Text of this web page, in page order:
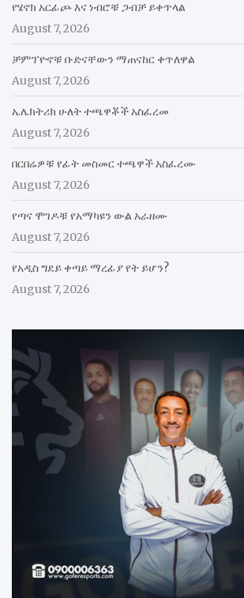
የሄኖክ አርፊጮ እና ነብሮቹ ጋብቻ ይቀጥላል
August 7, 2026
ቻምፕዮኖቹ ቡድናቸውን ማጠናከር ቀጥለዋል
August 7, 2026
ኤሌክትሪክ ሁለት ተጫዋቾች አስፈረመ
August 7, 2026
በርበሬዎቹ የፊት መስመር ተጫዋች አስፈረሙ
August 7, 2026
የጣና ሞገዶቹ የአማካዩን ውል አራዘሙ
August 7, 2026
የአዲስ ግደይ ቀጣይ ማረፊያ የት ይሆን?
August 7, 2026